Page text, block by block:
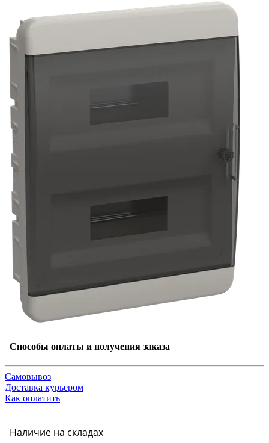
Способы оплаты и получения заказа
Самовывоз
Доставка курьером
Как оплатить
Наличие на складах